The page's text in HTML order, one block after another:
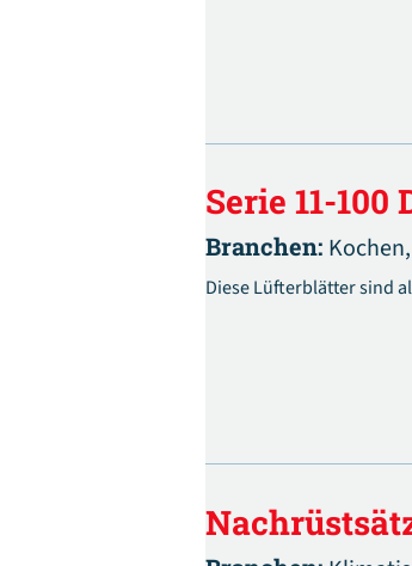
Serie 11-
Branchen: Kochen,
Diese Lüfterblätter sind